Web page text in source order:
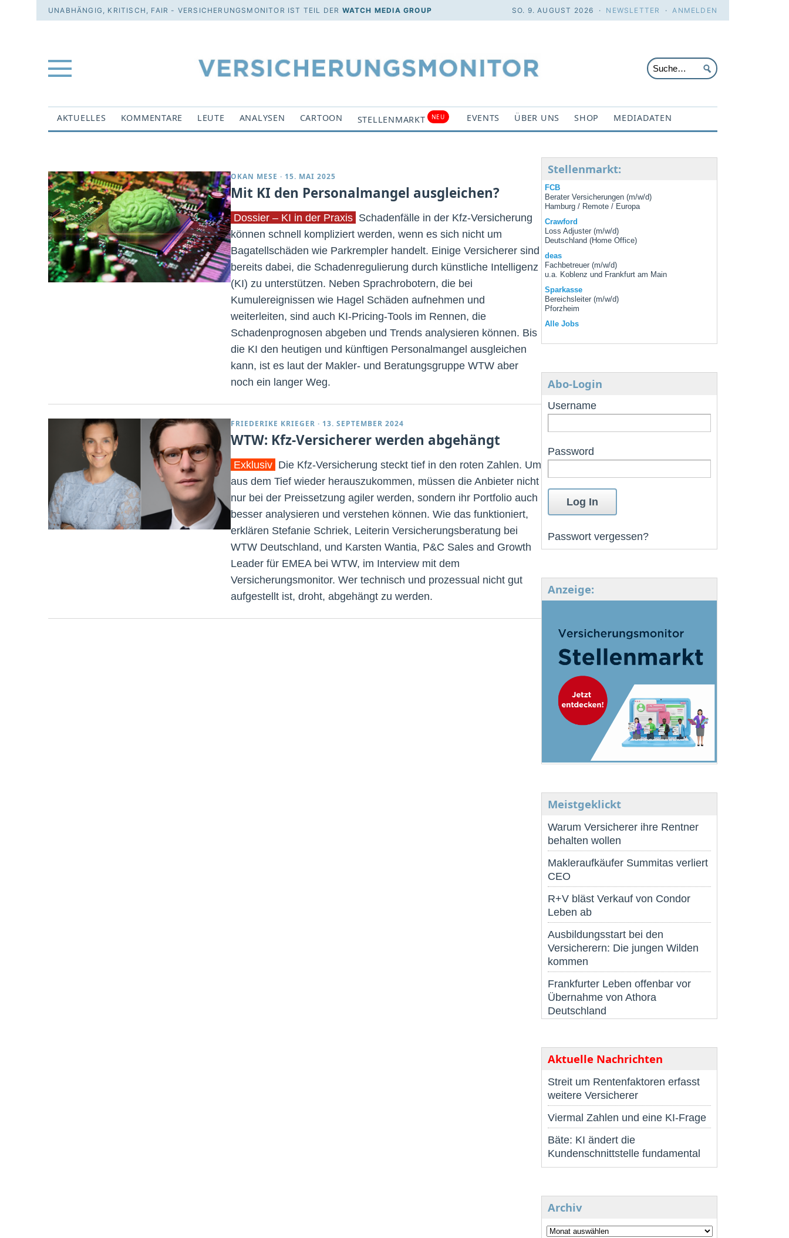
UNABHÄNGIG, KRITISCH, FAIR - VERSICHERUNGSMONITOR IST TEIL DER WATCH MEDIA GROUP SO. 9. AUGUST 2026 · NEWSLETTER ·ANMELDEN
AKTUELLES KOMMENTARE LEUTE ANALYSEN CARTOON STELLENMARKT NEU EVENTS ÜBER UNS SHOP MEDIADATEN
OKAN MESE · 15. MAI 2025
Mit KI den Personalmangel ausgleichen?
Dossier – KI in der Praxis Schadenfälle in der Kfz-Versicherung
können schnell kompliziert werden, wenn es sich nicht um
Bagatellschäden wie Parkrempler handelt. Einige Versicherer sind
bereits dabei, die Schadenregulierung durch künstliche Intelligenz
(KI) zu unterstützen. Neben Sprachrobotern, die bei
Kumulereignissen wie Hagel Schäden aufnehmen und
weiterleiten, sind auch KI-Pricing-Tools im Rennen, die
Schadenprognosen abgeben und Trends analysieren können. Bis
die KI den heutigen und künftigen Personalmangel ausgleichen
kann, ist es laut der Makler- und Beratungsgruppe WTW aber
noch ein langer Weg.
FRIEDERIKE KRIEGER · 13. SEPTEMBER 2024
WTW: Kfz-Versicherer werden abgehängt
Exklusiv Die Kfz-Versicherung steckt tief in den roten Zahlen. Um
aus dem Tief wieder herauszukommen, müssen die Anbieter nicht
nur bei der Preissetzung agiler werden, sondern ihr Portfolio auch
besser analysieren und verstehen können. Wie das funktioniert,
erklären Stefanie Schriek, Leiterin Versicherungsberatung bei
WTW Deutschland, und Karsten Wantia, P&C Sales and Growth
Leader für EMEA bei WTW, im Interview mit dem
Versicherungsmonitor. Wer technisch und prozessual nicht gut
aufgestellt ist, droht, abgehängt zu werden.
Stellenmarkt:
FCB
Berater Versicherungen (m/w/d)
Hamburg / Remote / Europa
Crawford
Loss Adjuster (m/w/d)
Deutschland (Home Office)
deas
Fachbetreuer (m/w/d)
u.a. Koblenz und Frankfurt am Main
Sparkasse
Bereichsleiter (m/w/d)
Pforzheim
Alle Jobs
Abo-Login
Username
Password
Passwort vergessen?
Anzeige:
Meistgeklickt
Warum Versicherer ihre Rentner
behalten wollen
Makleraufkäufer Summitas verliert
CEO
R+V bläst Verkauf von Condor
Leben ab
Ausbildungsstart bei den
Versicherern: Die jungen Wilden
kommen
Frankfurter Leben offenbar vor
Übernahme von Athora
Deutschland
Aktuelle Nachrichten
Streit um Rentenfaktoren erfasst
weitere Versicherer
Viermal Zahlen und eine KI-Frage
Bäte: KI ändert die
Kundenschnittstelle fundamental
Archiv